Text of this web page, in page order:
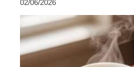
02/06/2026